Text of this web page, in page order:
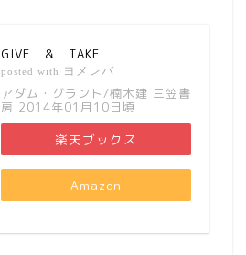
GIVE ＆ TAKE
posted with ヨメレバ
アダム・グラント/楠木建 三笠書
房 2014年01月10日頃
楽天ブックス
Amazon